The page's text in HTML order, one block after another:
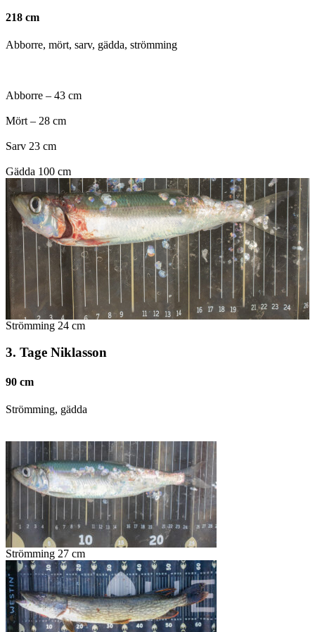
218 cm
Abborre, mört, sarv, gädda, strömming
Abborre – 43 cm
Mört – 28 cm
Sarv 23 cm
Gädda 100 cm
Strömming 24 cm
3. Tage Niklasson
90 cm
Strömming, gädda
Strömming 27 cm